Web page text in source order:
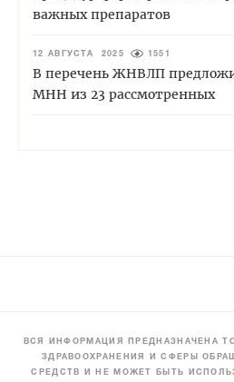
важных препаратов
12 АВГУСТА 2025 1551
В перечень ЖНВЛП
МНН из 23 рассмотренных
ВСЯ ИНФОРМАЦИЯ ПРЕДНАЗНАЧЕНА
ЗДРАВООХРАНЕНИЯ И СФЕРЫ
СРЕДСТВ И НЕ МОЖЕТ БЫТЬ